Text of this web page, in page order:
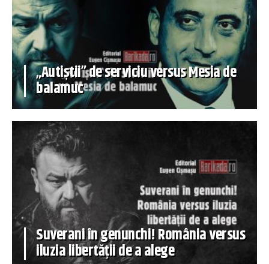
„Autiștii” de serviciu versus Mesia de
balamuc
Suverani în genunchi! România versus
iluzia libertății de a alege